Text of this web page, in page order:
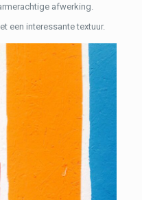
afwerking.
een interessante textuur.